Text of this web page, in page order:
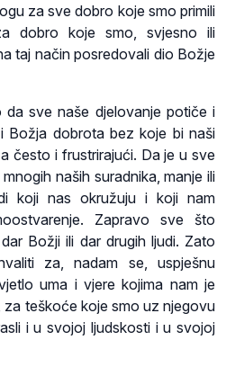
za sve dobro koje smo primili
dobro koje smo, svjesno ili
taj način posredovali dio Božje
da sve naše djelovanje potiče i
Božja dobrota bez koje bi naši
često i frustrirajući. Da je u sve
naših suradnika, manje ili
koji nas okružuju i koji nam
Zapravo sve što
Božji ili dar drugih ljudi. Zato
za, nadam se, uspješnu
uma i vjere kojima nam je
teškoće koje smo uz njegovu
i u svojoj ljudskosti i u svojoj